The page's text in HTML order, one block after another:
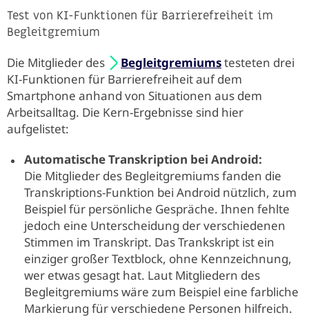
Test von KI-Funktionen für Barrierefreiheit im
Begleitgremium
Die Mitglieder des Begleitgremiumstesteten drei
KI-Funktionen für Barrierefreiheit auf dem
Smartphone anhand von Situationen aus dem
Arbeitsalltag. Die Kern-Ergebnisse sind hier
aufgelistet:
Automatische Transkription bei Android:
Die Mitglieder des Begleitgremiums fanden die
Transkriptions-Funktion bei Android nützlich, zum
Beispiel für persönliche Gespräche. Ihnen fehlte
jedoch eine Unterscheidung der verschiedenen
Stimmen im Transkript. Das Trankskript ist ein
einziger großer Textblock, ohne Kennzeichnung,
wer etwas gesagt hat. Laut Mitgliedern des
Begleitgremiums wäre zum Beispiel eine farbliche
Markierung für verschiedene Personen hilfreich.